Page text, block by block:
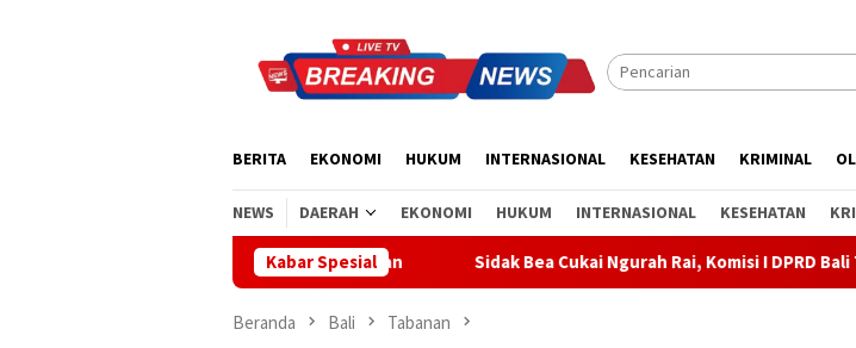
BERITA EKONOMI HUKUM INTERNASIONAL KESEHATAN KRIMINAL
NEWS DAERAH EKONOMI HUKUM INTERNASIONAL KESEHATAN
Kabar Spesial
Sidak Bea Cukai Ngurah Rai, Komisi I DPRD Bali Tegaskan Tak Ada
Beranda Bali Tabanan